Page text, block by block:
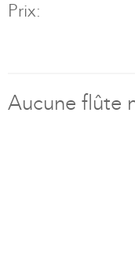
Prix:
Aucune flûte